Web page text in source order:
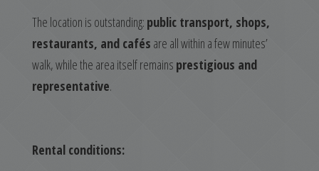
The location is outstanding: public transport, shops,
restaurants, and cafés are all within a few minutes’
walk, while the area itself remains prestigious and
representative.
Rental conditions: